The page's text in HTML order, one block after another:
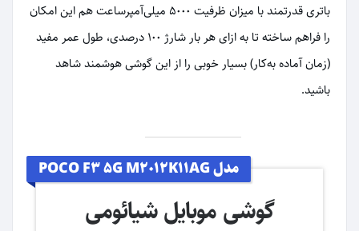
باتری قدرتمند با میزان ظرفیت ۵۰۰۰ میلی‌آمپر‌ساعت هم این امکان
را فراهم ساخته تا به ازای هر بار شارژ ۱۰۰ درصدی، طول عمر مفید
(زمان آماده به‌کار) بسیار خوبی را از این گوشی هوشمند شاهد
باشید.
مدل POCO F3 5G M2012K11AG
گوشی موبایل شیائومی